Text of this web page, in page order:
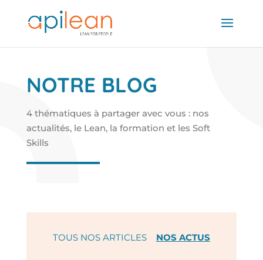
NOTRE BLOG
4 thématiques à partager avec vous : nos
actualités, le Lean, la formation et les Soft
Skills
TOUS NOS ARTICLES NOS ACTUS